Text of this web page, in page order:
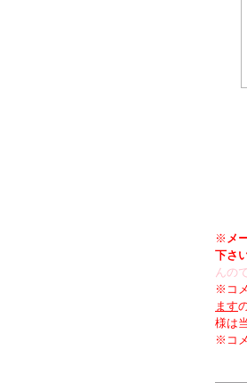
※ メ
下さ
んの
※コ
ます
様は